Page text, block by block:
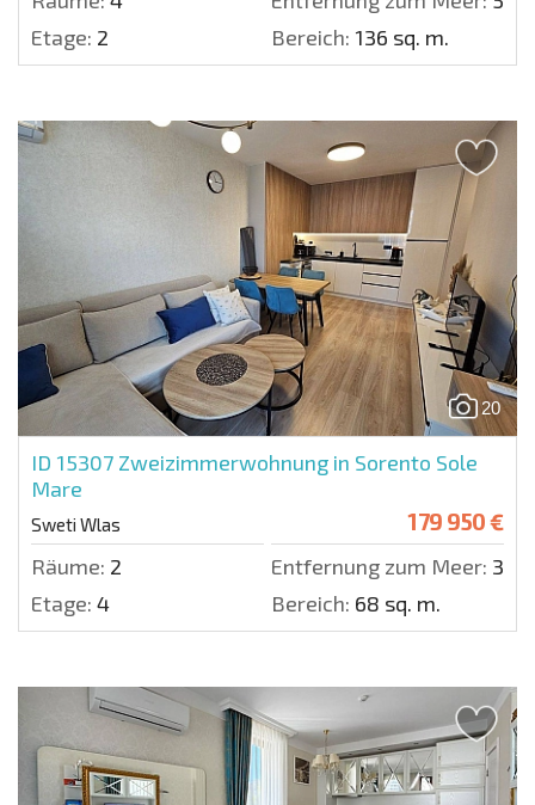
Etage: 2 Bereich: 136 sq. m.
20
ID 15307 Zweizimmerwohnung in Sorento Sole
Mare
Sweti Wlas 179 950 €
Räume: 2 Entfernung zum Meer: 300
Etage: 4 Bereich: 68 sq. m.